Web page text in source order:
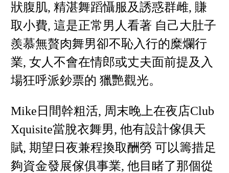
狀腹肌, 精湛舞蹈懾服及誘惑群雌, 賺
取小費, 這是正常男人看著 自己大肚子
羨慕無贅肉舞男卻不恥入行的糜爛行
業, 女人不會在情郎或丈夫面前提及入
場狂呼派鈔票的 獵艷觀光。
Mike日間幹粗活, 周末晚上在夜店Club
Xquisite當脫衣舞男, 他有設計傢俱天
賦, 期望日夜兼程換取酬勞 可以籌措足
夠資金發展傢俱事業, 他目睹了那個從